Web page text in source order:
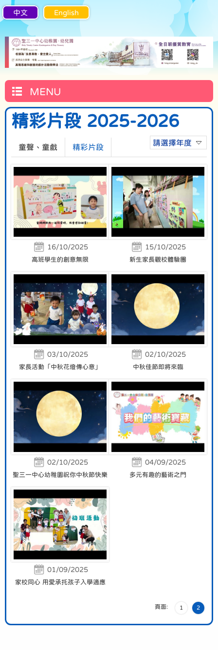
中文 English
MENU
精彩片段 2025-2026
請選擇年度
童聲、童戲 精彩片段
16/10/2025
高班學生的創意無限
15/10/2025
新生家長觀校體驗團
03/10/2025
家長活動「中秋花燈傳心意」
02/10/2025
中秋佳節即將來臨
02/10/2025
聖三一中心幼稚園祝你中秋節快樂
04/09/2025
多元有趣的藝術之門
01/09/2025
家校同心 用愛承托孩子入學適應
頁面: 1 2